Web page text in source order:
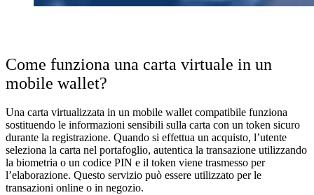
Come funziona una carta virtuale in un
mobile wallet?
Una carta virtualizzata in un mobile wallet compatibile funziona
sostituendo le informazioni sensibili sulla carta con un token sicuro
durante la registrazione. Quando si effettua un acquisto, l’utente
seleziona la carta nel portafoglio, autentica la transazione utilizzando
la biometria o un codice PIN e il token viene trasmesso per
l’elaborazione. Questo servizio può essere utilizzato per le
transazioni online o in negozio.